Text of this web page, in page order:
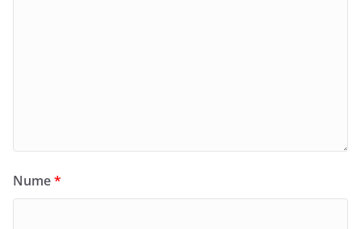
Nume*